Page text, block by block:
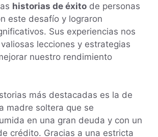
historias de éxito de personas
este desafío y lograron
Sus experiencias nos
lecciones y estrategias
nuestro rendimiento
más destacadas es la de
madre soltera que se
en una gran deuda y con un
crédito. Gracias a una estricta